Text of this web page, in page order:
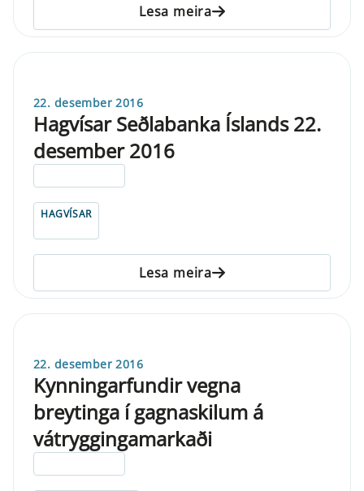
Lesa meira
22. desember 2016
Hagvísar Seðlabanka Íslands 22.
desember 2016
HAGVÍSAR
Lesa meira
22. desember 2016
Kynningarfundir vegna
breytinga í gagnaskilum á
vátryggingamarkaði